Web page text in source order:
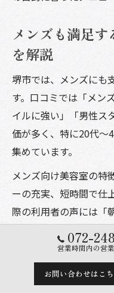
メンズも満足
を解説
堺市では、メンズにも
す。口コミでは「メン
イルに強い」「男性ス
価が多く、特に20代〜
集めています。
メンズ向け美容室の特
ーの充実、短時間で仕
際の利用者の声には「
感のある仕上がりで満
見られます。また、堺
男性専用スペースやプ
072-
営業時間内の営
お問い合わせはこ